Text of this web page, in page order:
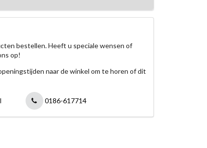
bestellen. Heeft u speciale wensen of
op!
naar de winkel om te horen of dit
0186-617714